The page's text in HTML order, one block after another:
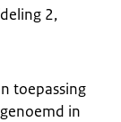
2,
toepassing
in